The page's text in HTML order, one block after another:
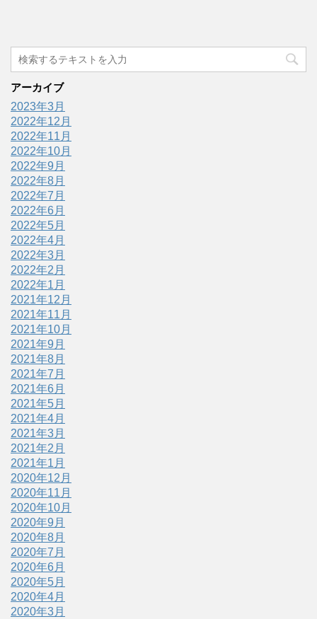
アーカイブ
2023年3月
2022年12月
2022年11月
2022年10月
2022年9月
2022年8月
2022年7月
2022年6月
2022年5月
2022年4月
2022年3月
2022年2月
2022年1月
2021年12月
2021年11月
2021年10月
2021年9月
2021年8月
2021年7月
2021年6月
2021年5月
2021年4月
2021年3月
2021年2月
2021年1月
2020年12月
2020年11月
2020年10月
2020年9月
2020年8月
2020年7月
2020年6月
2020年5月
2020年4月
2020年3月